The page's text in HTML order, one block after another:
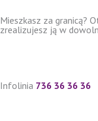
do
Mieszkasz za granicą?
zrealizujesz ją w
Infolinia 736 36 36 36